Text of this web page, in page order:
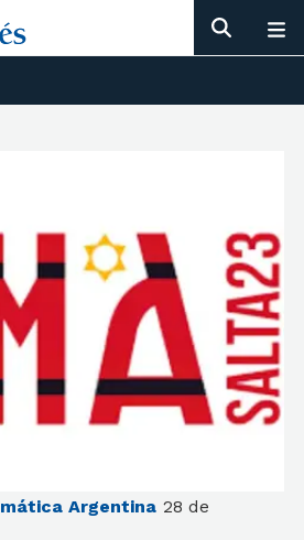
Argentina 28 de